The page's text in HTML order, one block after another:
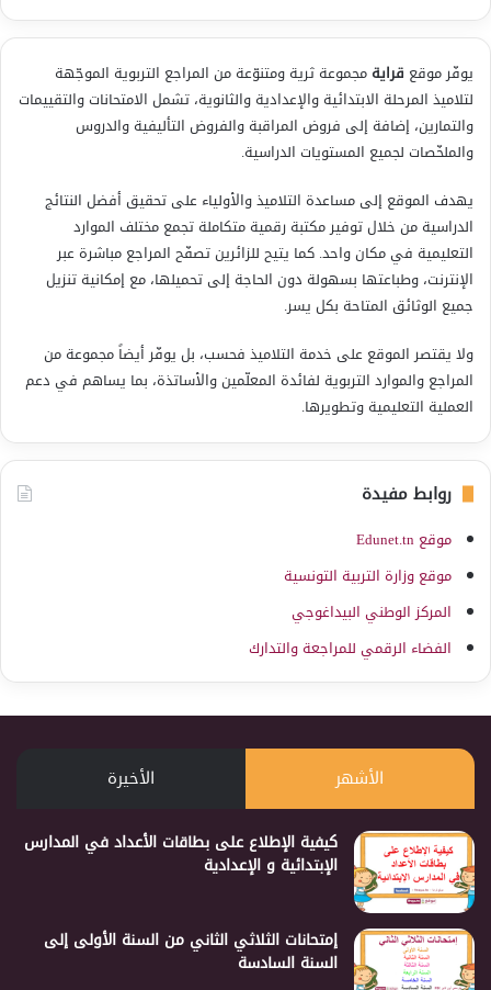
يوفّر موقع قرايةمجموعة ثرية ومتنوّعة من المراجع التربوية الموجّهة
لتلاميذ المرحلة الابتدائية والإعدادية والثانوية، تشمل الامتحانات والتقييمات
والتمارين، إضافة إلى فروض المراقبة والفروض التأليفية والدروس
والملخّصات لجميع المستويات الدراسية.
يهدف الموقع إلى مساعدة التلاميذ والأولياء على تحقيق أفضل النتائج
الدراسية من خلال توفير مكتبة رقمية متكاملة تجمع مختلف الموارد
التعليمية في مكان واحد. كما يتيح للزائرين تصفّح المراجع مباشرة عبر
الإنترنت، وطباعتها بسهولة دون الحاجة إلى تحميلها، مع إمكانية تنزيل
جميع الوثائق المتاحة بكل يسر.
ولا يقتصر الموقع على خدمة التلاميذ فحسب، بل يوفّر أيضاً مجموعة من
المراجع والموارد التربوية لفائدة المعلّمين والأساتذة، بما يساهم في دعم
العملية التعليمية وتطويرها.
روابط مفيدة
موقع Edunet.tn
موقع وزارة التربية التونسية
المركز الوطني البيداغوجي
الفضاء الرقمي للمراجعة والتدارك
الأشهر الأخيرة
كيفية الإطلاع على بطاقات الأعداد في المدارس
الإبتدائية و الإعدادية
إمتحانات الثلاثي الثاني من السنة الأولى إلى
السنة السادسة